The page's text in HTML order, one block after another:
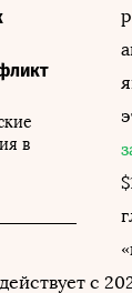
в
действует с